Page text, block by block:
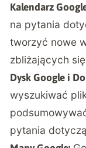
Kalendarz
na pytania
tworzyć nowe
zbliżających
Dysk Google i
wyszukiwać
pytania